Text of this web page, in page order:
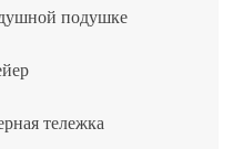
подушке
тележка